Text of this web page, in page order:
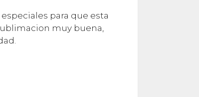
para que esta
muy buena,